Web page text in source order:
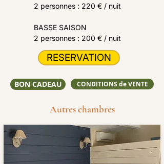
2 personnes : 220 € / nuit
BASSE SAISON
2 personnes : 200 € / nuit
RESERVATION
BON CADEAU CONDITIONS de VENTE
Autres chambres